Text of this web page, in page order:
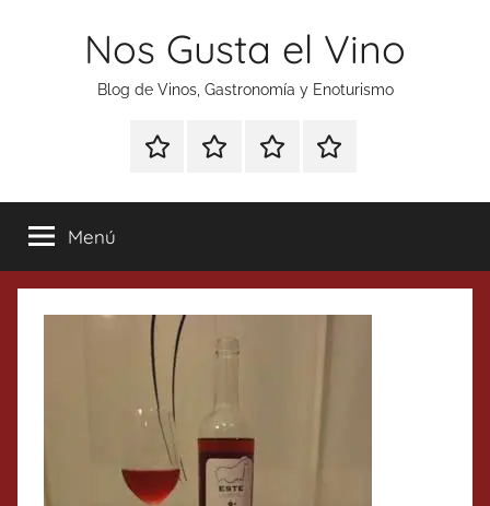
Nos Gusta el Vino
Blog de Vinos, Gastronomía y Enoturismo
Especial
Tonics
Enoturismo
Gastronomía
RankingContacto
Menú